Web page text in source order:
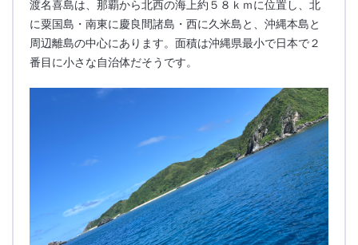
渡名喜島は、那覇から北西の海上約５８ｋｍに位置し、北
に粟国島・南東に慶良間諸島・西に久米島と、沖縄本島と
周辺離島の中心にあります。面積は沖縄県最小で日本で２
番目に小さな自治体だそうです。